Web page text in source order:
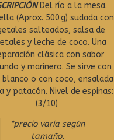
R
a
e
d
0
u
t
o
Del río a la mesa.
(Aprox. 500 g) sudada con
salteados, salsa de
y leche de coco. Una
clásica con sabor
y marinero. Se sirve con
blanco o con coco, ensalada
y patacón. Nivel de espinas:
(3/10)
*precio varía según
tamaño.